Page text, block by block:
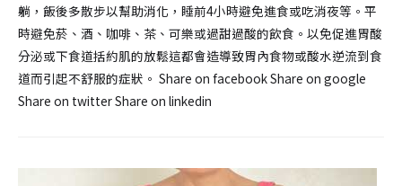
躺，飯後多散步以幫助消化，睡前4小時避免進食或吃消夜等。平
時避免菸、酒、咖啡、茶、可樂或過甜過酸的飲食。以免促進胃酸
分泌或下食道括約肌的放鬆這都會造導致胃內食物或酸水逆流到食
道而引起不舒服的症狀。 Share on facebook Share on google
Share on twitter Share on linkedin